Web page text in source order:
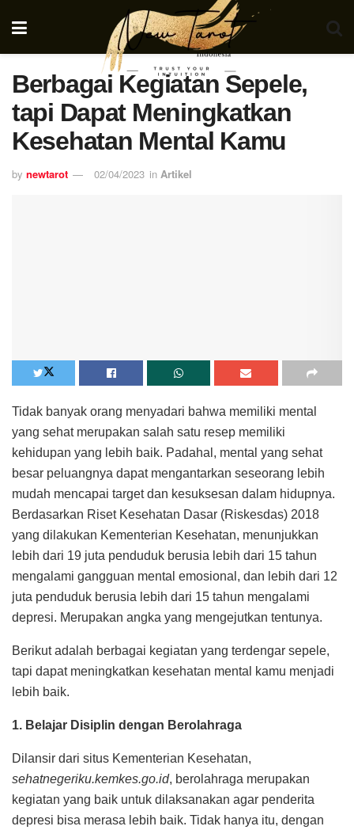
Berbagai Kegiatan Sepele,
tapi Dapat Meningkatkan
Kesehatan Mental Kamu
by newtarot 02/04/2023 in Artikel
Tidak banyak orang menyadari bahwa memiliki mental
yang sehat merupakan salah satu resep memiliki
kehidupan yang lebih baik. Padahal, mental yang sehat
besar peluangnya dapat mengantarkan seseorang lebih
mudah mencapai target dan kesuksesan dalam hidupnya.
Berdasarkan Riset Kesehatan Dasar (Riskesdas) 2018
yang dilakukan Kementerian Kesehatan, menunjukkan
lebih dari 19 juta penduduk berusia lebih dari 15 tahun
mengalami gangguan mental emosional, dan lebih dari 12
juta penduduk berusia lebih dari 15 tahun mengalami
depresi. Merupakan angka yang mengejutkan tentunya.
Berikut adalah berbagai kegiatan yang terdengar sepele,
tapi dapat meningkatkan kesehatan mental kamu menjadi
lebih baik.
1. Belajar Disiplin dengan Berolahraga
Dilansir dari situs Kementerian Kesehatan,
sehatnegeriku.kemkes.go.id, berolahraga merupakan
kegiatan yang baik untuk dilaksanakan agar penderita
depresi bisa merasa lebih baik. Tidak hanya itu, dengan